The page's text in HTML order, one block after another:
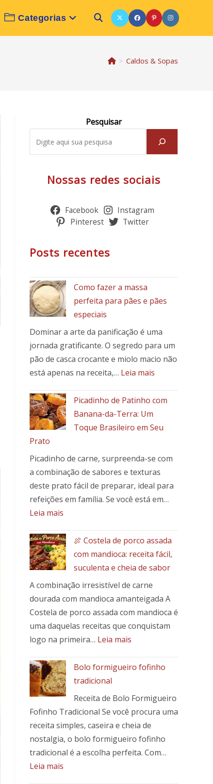
Categorias Alternar
site
> Caldos & Sopas
Pesquisar
Nossas redes sociais
Facebook
Instagram
Pinterest
Twitter
Posts recentes
Como fazer a massa
perfeita para pães e pães
especiais
Dominar a arte da panificação é uma
jornada gratificante. O segredo para um
pão de casca crocante e miolo macio não
está apenas na receita,… Leia mais
perfeita
pães
e
especiais
Picadinho de Patinho com
Banana-da-Terra: Um
Toque Brasileiro em Seu
Prato
Picadinho de carne, surpreenda-se com
a combinação de sabores e texturas
deste prato fácil de preparar, ideal para
refeições em família. Se você está em…
Leia mais
de
Patinho
com
Banana-
da-
Terra:
Um
Toque
em
Prato
🍖 Costela de porco assada
com mandioca: receita fácil,
suculenta e cheia de sabor
A combinação irresistível de carne
dourada com mandioca amanteigada A
Costela de porco assada com mandioca é
uma daquelas receitas que conquistam
logo na primeira… Leia mais
Costela
assada
com
mandioca:
receita
fácil,
Bolo formigueiro fofinho
tradicional
Receita de Bolo Formigueiro
Fofinho Tradicional Se você procura uma
receita simples, caseira e cheia de
nostalgia, o bolo formigueiro fofinho
tradicional é a escolha perfeita. Com…
Leia mais